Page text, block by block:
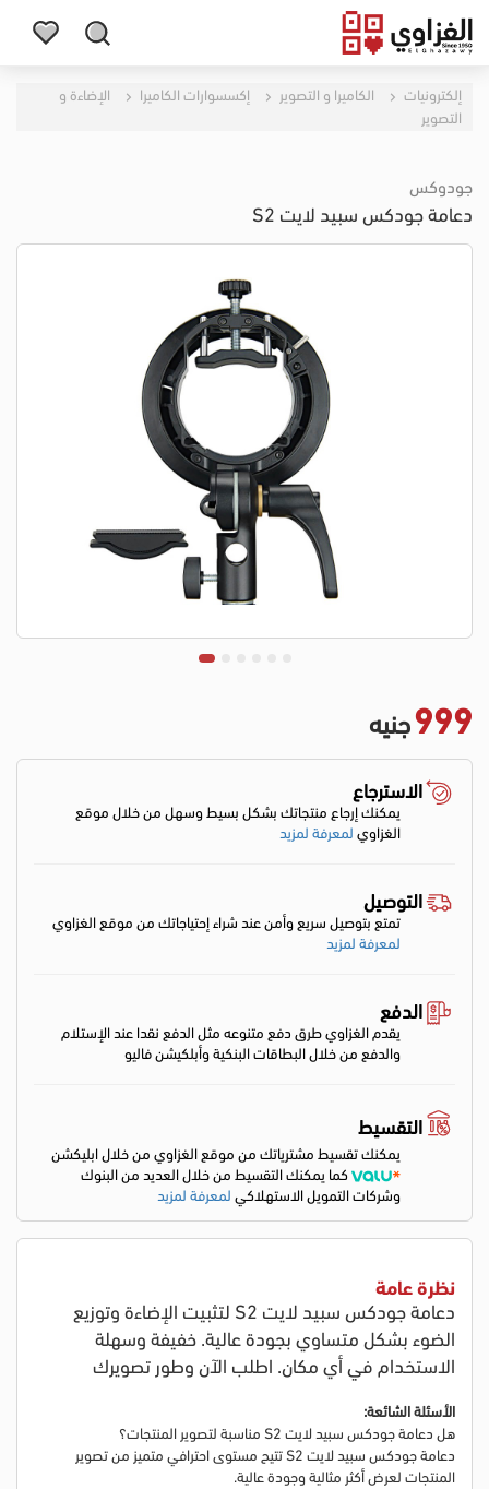
إلكترونيات الكاميرا و التصوير إكسسوارات الكاميرا
الإضاءة و
التصوير
جودوكس
دعامة جودكس سبيد لايت S2
999جنيه
الاسترجاع
يمكنك إرجاع منتجاتك بشكل بسيط وسهل من خلال موقع
الغزاويلمعرفة لمزيد
التوصيل
تمتع بتوصيل سريع وأمن عند شراء إحتياجاتك من موقع الغزاوي
لمعرفة لمزيد
الدفع
يقدم الغزاوي طرق دفع متنوعه مثل الدفع نقدا عند الإستلام
والدفع من خلال البطاقات البنكية وأبلكيشن فاليو
التقسيط
يمكنك تقسيط مشترياتك من موقع الغزاوي من خلال ابليكشن
كما يمكنك التقسيط من خلال العديد من البنوك
وشركات التمويل الاستهلاكيلمعرفة لمزيد
نظرة عامة
دعامة جودكس سبيد لايت S2 لتثبيت الإضاءة وتوزيع
الضوء بشكل متساوي بجودة عالية. خفيفة وسهلة
الاستخدام في أي مكان. اطلب الآن وطور تصويرك
الأسئلة الشائعة:
هل دعامة جودكس سبيد لايت S2 مناسبة لتصوير المنتجات؟
دعامة جودكس سبيد لايت S2 تتيح مستوى احترافي متميز من تصوير
المنتجات لعرض أكثر مثالية وجودة عالية.